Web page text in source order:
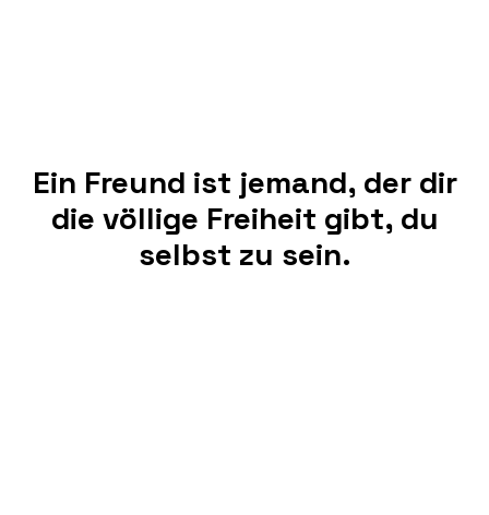
Ein Freund ist jemand, der dir
die völlige Freiheit gibt, du
selbst zu sein.